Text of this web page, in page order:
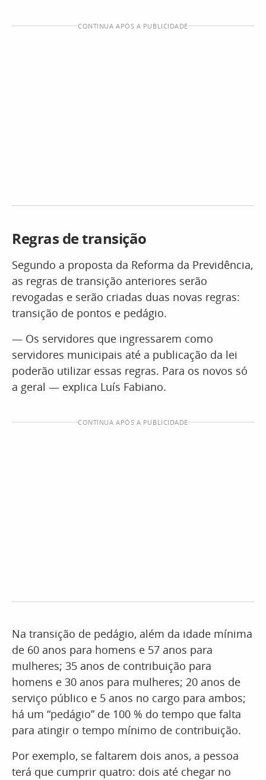
CONTINUA APÓS A PUBLICIDADE
Regras de transição
Segundo a proposta da Reforma da Previdência,
as regras de transição anteriores serão
revogadas e serão criadas duas novas regras:
transição de pontos e pedágio.
— Os servidores que ingressarem como
servidores municipais até a publicação da lei
poderão utilizar essas regras. Para os novos só
a geral — explica Luís Fabiano.
CONTINUA APÓS A PUBLICIDADE
Na transição de pedágio, além da idade mínima
de 60 anos para homens e 57 anos para
mulheres; 35 anos de contribuição para
homens e 30 anos para mulheres; 20 anos de
serviço público e 5 anos no cargo para ambos;
há um “pedágio” de 100 % do tempo que falta
para atingir o tempo mínimo de contribuição.
Por exemplo, se faltarem dois anos, a pessoa
terá que cumprir quatro: dois até chegar no